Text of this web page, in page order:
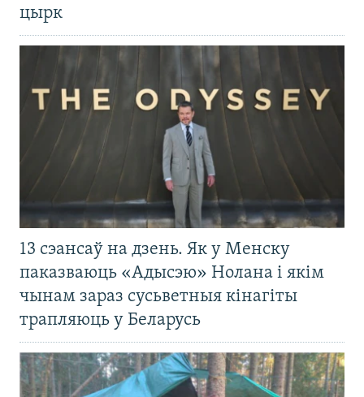
цырк
13 сэансаў на дзень. Як у Менску
паказваюць «Адысэю» Нолана і якім
чынам зараз сусьветныя кінагіты
трапляюць у Беларусь